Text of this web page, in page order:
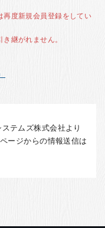
再度新規会員登録をしてい
継がれません。
テムズ株式会社より
ージからの情報送信は